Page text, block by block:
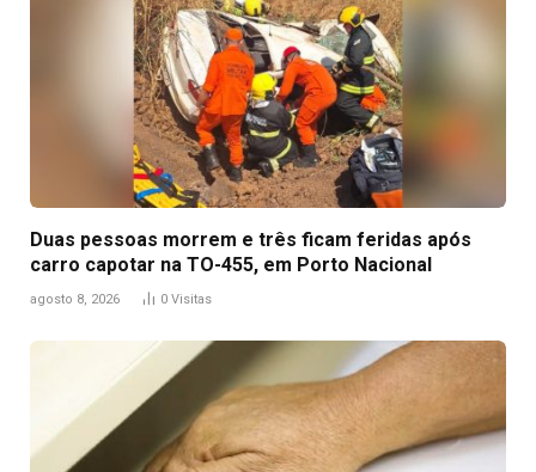
Duas pessoas morrem e três ficam feridas após
carro capotar na TO-455, em Porto Nacional
agosto 8, 2026 0 Visitas